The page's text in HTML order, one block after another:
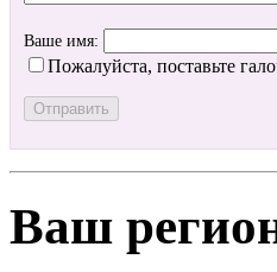
Ваше имя:
Пожалуйста, поставьте
Ваш